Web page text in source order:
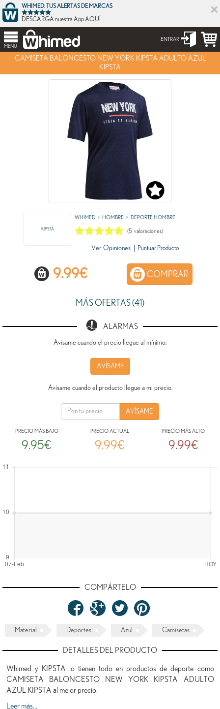
×
WHIMED: TUS ALERTAS DE MARCAS
DESCARGA nuestra App AQUÍ
MENU
ENTRAR
CAMISETA BALONCESTO NEW YORK KIPSTA ADULTO AZUL
KIPSTA
KIPSTA
WHIMED HOMBRE DEPORTE HOMBRE
(5 valoraciones)
Ver Opiniones Puntuar Producto
9.99€ COMPRAR
MÁS OFERTAS (41)
ALARMAS
Avísame cuando el precio llegue al mínimo.
AVÍSAME
Avísame cuando el producto llegue a mi precio.
PRECIO MÁS BAJO
9.95€
PRECIO ACTUAL
9.99€
PRECIO MÁS ALTO
9.99€
COMPÁRTELO
Material Deportes Azul Camisetas
DETALLES DEL PRODUCTO
Whimed y KIPSTA lo tienen todo en productos de deporte como
CAMISETA BALONCESTO NEW YORK KIPSTA ADULTO
AZUL KIPSTA al mejor precio.
Leer más...